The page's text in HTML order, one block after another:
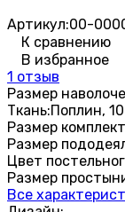
Артикул:00-
К сравнению
В избранное
1 отзыв
Размер
Ткань:Поплин,
Размер
Размер
Цвет
Размер
Все